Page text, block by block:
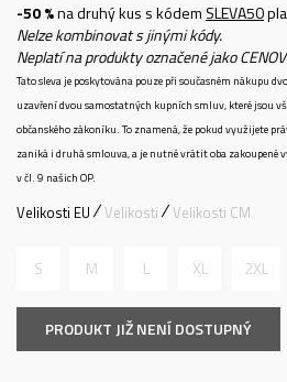
-50 %na druhý kus s kódem SLEVA50
Nelze kombinovat s jinými kódy.
Neplatí na produkty označené jako
Tato sleva je poskytována pouze při současném nákupu
uzavření dvou samostatných kupních smluv, které jsou
občanského zákoníku. To znamená, že pokud využijete
zaniká i druhá smlouva, a je nutné vrátit oba zakoupené
v čl. 9 našich OP.
Velikosti EU Velikosti Velikosti CM
S M L XL 2XL
PRODUKT JIŽ NENÍ DOSTUPNÝ